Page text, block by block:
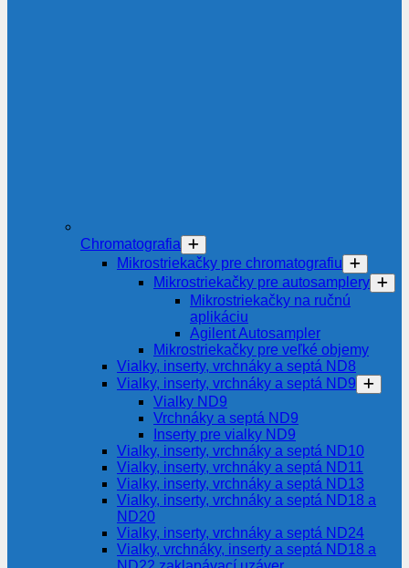
Chromatografia
Mikrostriekačky pre chromatografiu
Mikrostriekačky pre autosamplery
Mikrostriekačky na ručnú
aplikáciu
Agilent Autosampler
Mikrostriekačky pre veľké objemy
Vialky, inserty, vrchnáky a septá ND8
Vialky, inserty, vrchnáky a septá ND9
Vialky ND9
Vrchnáky a septá ND9
Inserty pre vialky ND9
Vialky, inserty, vrchnáky a septá ND10
Vialky, inserty, vrchnáky a septá ND11
Vialky, inserty, vrchnáky a septá ND13
Vialky, inserty, vrchnáky a septá ND18 a
ND20
Vialky, inserty, vrchnáky a septá ND24
Vialky, vrchnáky, inserty a septá ND18 a